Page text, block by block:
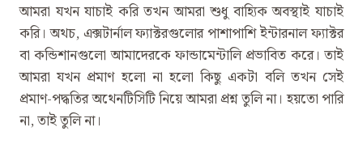
আমরা যখন যাচাই করি তখন আমরা শুধু বাহ্যিক অবস্থাই যাচাই
করি। অথচ, এক্সটার্নাল ফ্যাক্টরগুলোর পাশাপাশি ইন্টারনাল ফ্যাক্টর
বা কন্ডিশানগুলো আমাদেরকে ফান্ডামেন্টালি প্রভাবিত করে। তাই
আমরা যখন প্রমাণ হলো না হলো কিছু একটা বলি তখন সেই
প্রমাণ-পদ্ধতির অথেনটিসিটি নিয়ে আমরা প্রশ্ন তুলি না। হয়তো পারি
না, তাই তুলি না।